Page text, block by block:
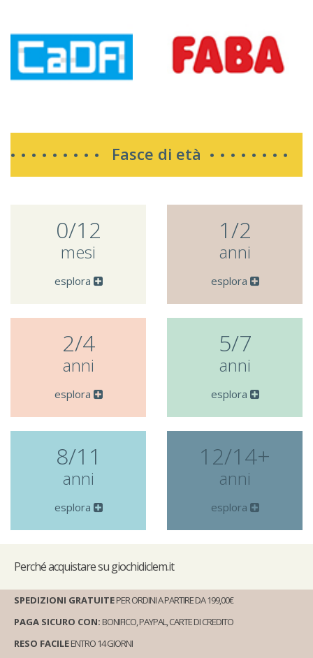
Fasce di età
0/12
mesi
esplora
1/2
anni
esplora
2/4
anni
esplora
5/7
anni
esplora
8/11
anni
esplora
12/14+
anni
esplora
Perchéacquistare su giochidiclem.it
SPEDIZIONI GRATUITEPER ORDINI A PARTIRE DA 199,00€
PAGA SICURO CON: BONIFICO, PAYPAL, CARTE DI CREDITO
RESO FACILEENTRO 14 GIORNI